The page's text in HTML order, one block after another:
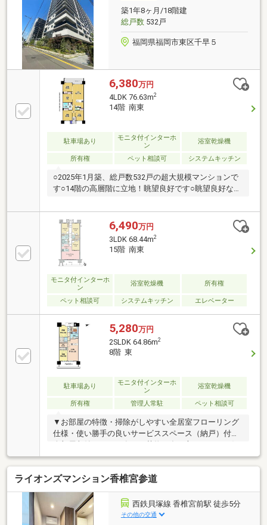
張替、クロス・襖・障子・網戸貼替、畳新調、建具・
下足入交換、美装等●敷地内駐車場空有（空き状況は
要確認）●告知事項有り
築1年8ヶ月/18階建
総戸数532戸
福岡県福岡市東区千早５
6,380万円
4LDK 76.63m2
14階 南東
駐車場あり
モニタ付インターホ
ン
浴室乾燥機
所有権 ペット相談可 システムキッチン
○2025年1月築、総戸数532戸の超大規模マンションで
す○14階の高層階に立地！眺望良好です○眺望良好なス
など入居者専用の共用施設も充実してます○冷蔵用の
宅配ボックス付き！嬉しいポイントですね○ワンちゃ
んや猫ちゃんが１住戸に２匹までの飼育可能です！○
４つの洋室があります☆ご家族それぞれの自室や収納
部屋、趣味のお部屋や在宅ワーク専用ルームなど多様
な使い方が可能です
6,490万円
3LDK 68.44m2
15階 南東
モニタ付インターホ
ン
浴室乾燥機 所有権
ペット相談可 システムキッチン エレベーター
5,280万円
2SLDK 64.86m2
8階 東
駐車場あり
モニタ付インターホ
ン
浴室乾燥機
所有権 管理人常駐 ペット相談可
▼お部屋の特徴・掃除がしやすい全居室フローリング
仕様・使い勝手の良いサービススペース（納戸）付・
全部屋収納スペース有でお荷物の多い方に・ペット飼
育可能（規則による制限あり）▼設備・家族との会話
が弾む対面式システムキッチン・家事の負担を軽減で
きる食器洗浄乾燥機付き・浴室換気乾燥機付きのた
め、雨の日にも安心です・バルコニーにはスロップシ
ンク有り▼共有部・コンシェルジュサービス有・24時
間ゴミ出し可能・スタディルーム、キッズルームも使
ライオンズマンション香椎宮参道
西鉄貝塚線 香椎宮前駅 徒歩5分
その他の交通